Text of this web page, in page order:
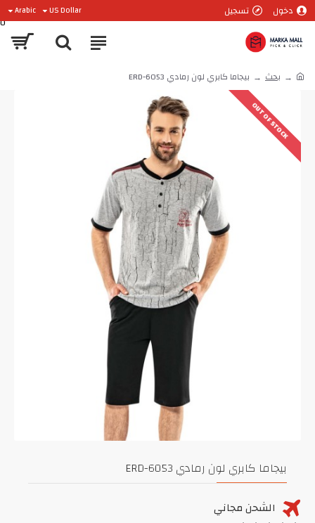
دخول تسجيل US Dollar
Arabic
0
بحث بيجاما كابري لون رمادي ERD-6053
OUT OF STOCK
بيجاما كابري لون رمادي ERD-6053
الشحن مجاني